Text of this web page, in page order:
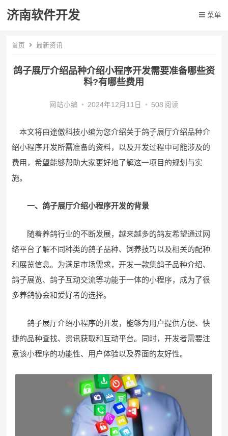
济南软件开发 菜单
首页 最新资讯
鸽子展厅介绍品种介绍小程序开发需要准备哪些资
料?有哪些费用
网站小编 • 2024年12月11日 • 508 阅读
本文将由途傲科技小编为您介绍关于鸽子展厅介绍品种介
绍小程序开发所需准备的资料，以及开发过程中可能涉及的
费用，希望能够帮助大家更好地了解这一项目的规划与实
施。
一、鸽子展厅介绍小程序开发的背景
随着养鸽行业的不断发展，越来越多的鸽友希望通过网
络平台了解不同种类的鸽子品种、饲养技巧以及相关的配种
和展览信息。为满足市场需求，开发一款集鸽子品种介绍、
鸽子展览、鸽子互动交流等功能于一体的小程序，成为了很
多养鸽协会和爱好者的选择。
鸽子展厅介绍小程序的开发，能够为用户提供方便、快
捷的品种查找、资讯获取和互动平台。同时，开发者需要注
意该小程序的功能性、用户体验以及界面的友好性。